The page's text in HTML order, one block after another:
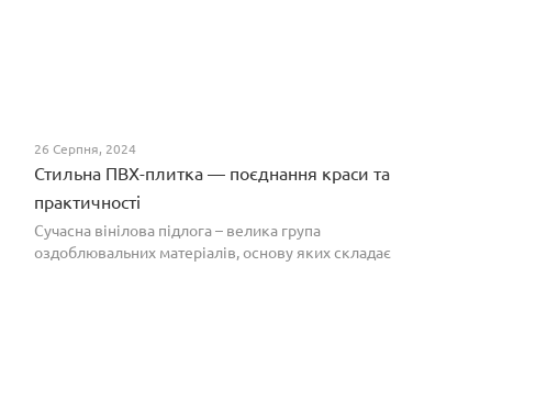
26 Серпня, 2024
Стильна ПВХ-плитка — поєднання краси та
практичності
Сучасна вінілова підлога – велика група
оздоблювальних матеріалів, основу яких складає